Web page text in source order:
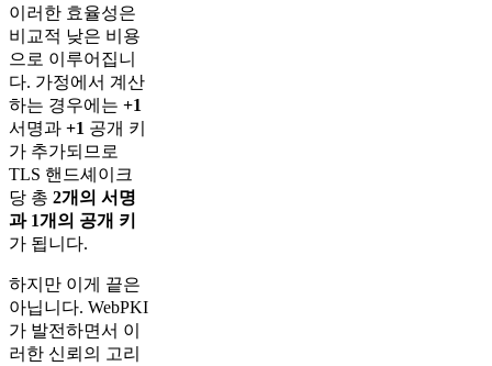
이러한 효율성은
비교적 낮은 비용
으로 이루어집니
다. 가정에서 계산
하는 경우에는 +1
서명과 +1 공개 키
가 추가되므로
TLS 핸드셰이크
당 총 2개의 서명
과 1개의 공개 키
가 됩니다.
하지만 이게 끝은
아닙니다. WebPKI
가 발전하면서 이
러한 신뢰의 고리